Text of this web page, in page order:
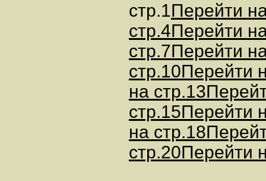
стр.1Перейти
стр.4Перейти
стр.7Перейти
стр.10Перейти
на стр.13
стр.15Перейти
на стр.18
стр.20Перейти